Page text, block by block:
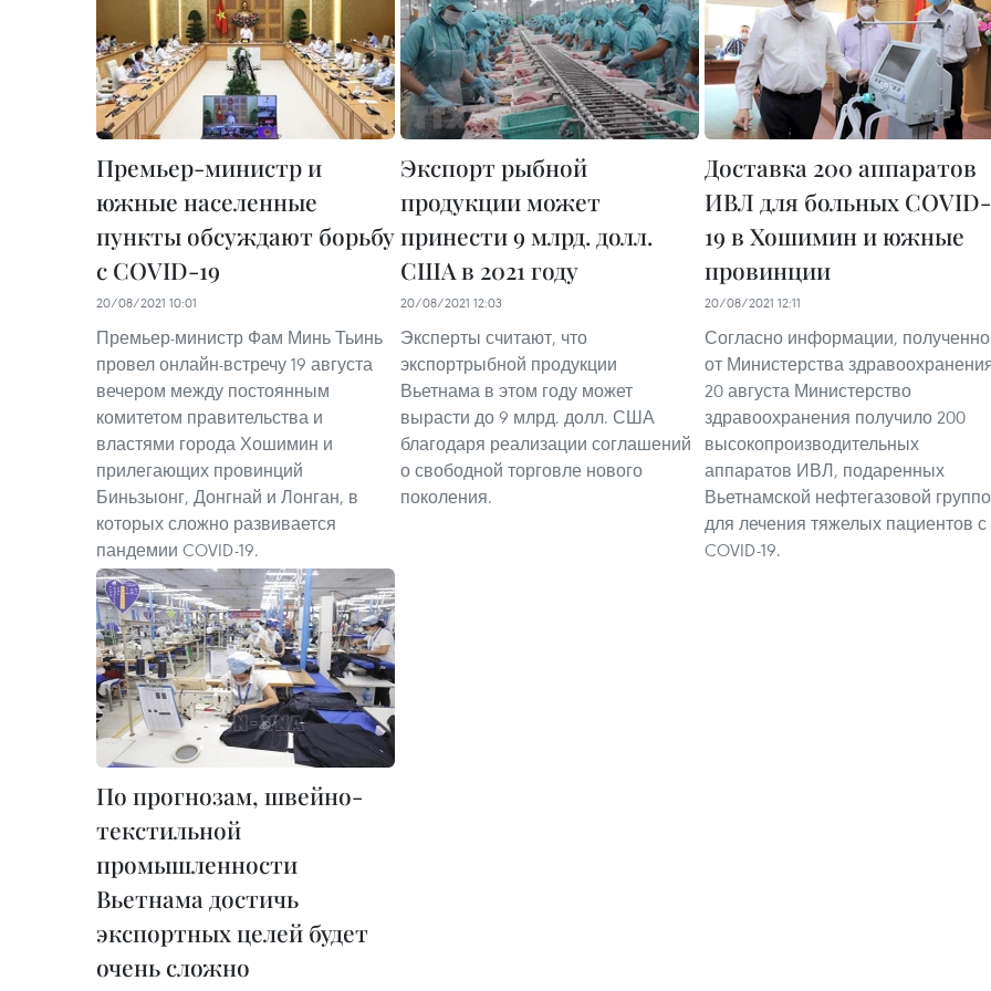
Премьер-министр и
южные населенные
пункты обсуждают борьбу
с COVID-19
20/08/2021 10:01
Премьер-министр Фам Минь Тьинь
провел онлайн-встречу 19 августа
вечером между постоянным
комитетом правительства и
властями города Хошимин и
прилегающих провинций
Биньзыонг, Донгнай и Лонган, в
которых сложно развивается
пандемии COVID-19.
Экспорт рыбной
продукции может
принести 9 млрд. долл.
США в 2021 году
20/08/2021 12:03
Эксперты считают, что
экспортрыбной продукции
Вьетнама в этом году может
вырасти до 9 млрд. долл. США
благодаря реализации соглашений
о свободной торговле нового
поколения.
Доставка 200 аппаратов
ИВЛ для больных COVID-
19 в Хошимин и южные
провинции
20/08/2021 12:11
Согласно информации,
от Министерства
20 августа Министерство
здравоохранения получило 200
высокопроизводительных
аппаратов ИВЛ, подаренных
Вьетнамской нефтегазовой
для лечения тяжелых пациентов с
COVID-19.
По прогнозам, швейно-
текстильной
промышленности
Вьетнама достичь
экспортных целей будет
очень сложно